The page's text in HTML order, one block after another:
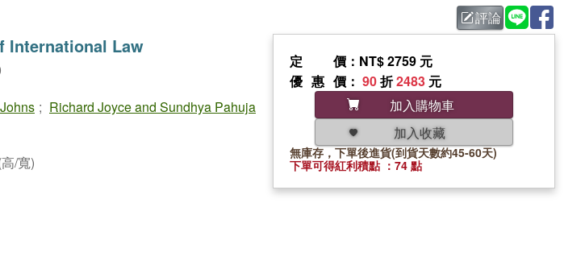
評論
International Law
; Richard Joyce and Sundhya Pahuja
/寬)
定價 ：NT$ 2759 元
優惠價 ： 90折2483 元
加入購物車
加入收藏
無庫存，下單後進貨(到貨天數約45-60天)
下單可得紅利積點 ：74 點